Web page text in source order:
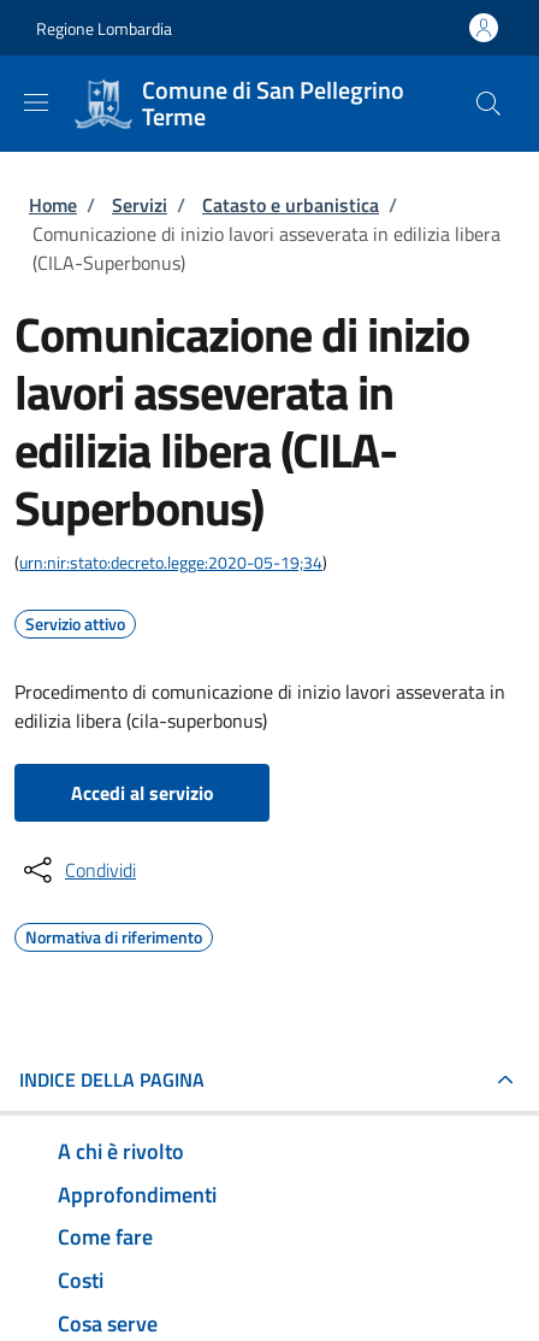
Regione Lombardia
Comune di San Pellegrino
Terme
Briciole di pane
Home / Servizi / Catasto e urbanistica /
Comunicazione di inizio lavori asseverata in edilizia libera
(CILA-Superbonus)
Comunicazione di inizio
lavori asseverata in
edilizia libera (CILA-
Superbonus)
(urn:nir:stato:decreto.legge:2020-05-19;34)
Servizio attivo
Procedimento di comunicazione di inizio lavori asseverata in
edilizia libera (cila-superbonus)
Accedi al servizio
Condividi
Normativa di riferimento
INDICE DELLA PAGINA
A chi è rivolto
Approfondimenti
Come fare
Costi
Cosa serve